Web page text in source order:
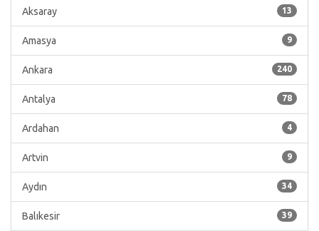
13
Aksaray
9
Amasya
240
Ankara
78
Antalya
4
Ardahan
9
Artvin
34
Aydın
39
Balıkesir